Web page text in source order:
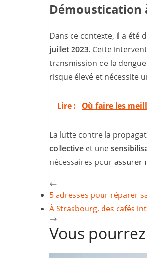
Démoustication
Dans ce contexte, il a été
juillet 2023. Cette
transmission de la
risque élevé et nécessite
Lire : Où faire les
La lutte contre la
collective et une
nécessaires pourassurer
5 adresses pour réparer
À Strasbourg, des cafés
Vous